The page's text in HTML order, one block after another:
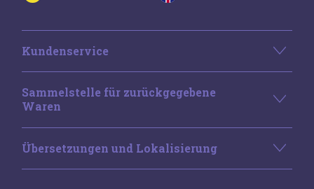
Kundenservice
Sammelstelle für zurückgegebene
Waren
Übersetzungen und Lokalisierung